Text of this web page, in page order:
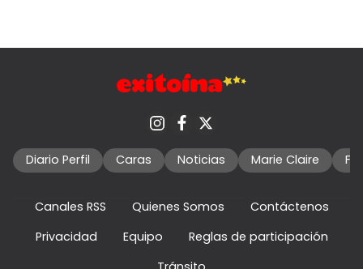
Diario Perfil Caras Noticias Marie Claire
Canales RSS Quienes Somos
Contáctenos
Privacidad
Equipo
Reglas de participación